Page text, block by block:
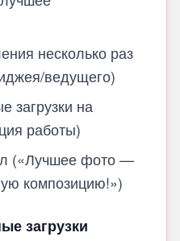
несколько раз
ведущего)
загрузки на
работы)
(«Лучшее фото —
композицию!»)
загрузки